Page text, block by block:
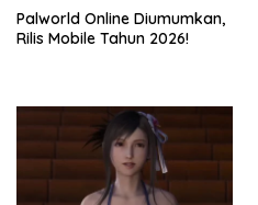
Palworld Online Diumumkan,
Rilis Mobile Tahun 2026!